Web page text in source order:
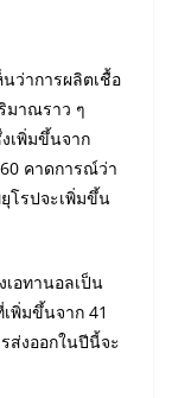
ว่าการผลิตเชื้อ
มาณราว ๆ
เพิ่มขึ้นจาก
คาดการณ์ว่า
โรปจะเพิ่มขึ้น
เอทานอลเป็น
พิ่มขึ้นจาก 41
ส่งออกในปีนี้จะ